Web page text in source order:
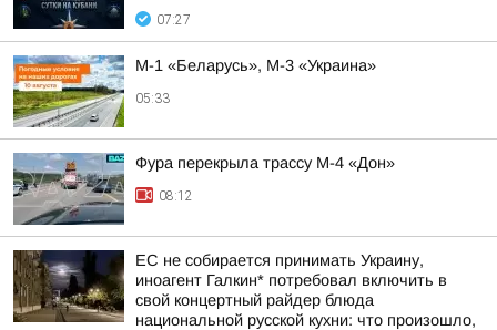
07:27
М-1 «Беларусь», М-3 «Украина»
05:33
Фура перекрыла трассу М-4 «Дон»
08:12
ЕС не собирается принимать Украину,
иноагент Галкин* потребовал включить в
свой концертный райдер блюда
национальной русской кухни: что произошло,